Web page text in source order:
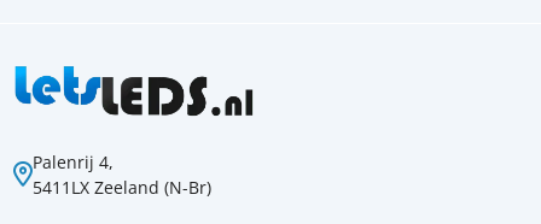
Palenrij 4,
5411LX Zeeland (N-Br)